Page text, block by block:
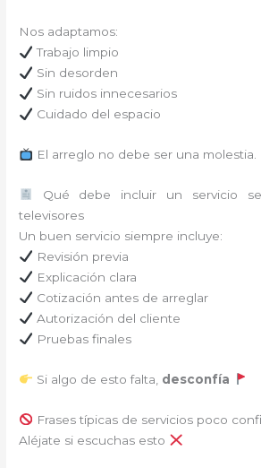
Nos adaptamos:
Trabajo limpio
Sin desorden
Sin ruidos innecesarios
Cuidado del espacio
El arreglo no debe ser una molestia.
Qué debe incluir un servicio
televisores
Un buen servicio siempre incluye:
Revisión previa
Explicación clara
Cotización antes de arreglar
Autorización del cliente
Pruebas finales
Si algo de esto falta, desconfía
Frases típicas de servicios poco
Aléjate si escuchas esto